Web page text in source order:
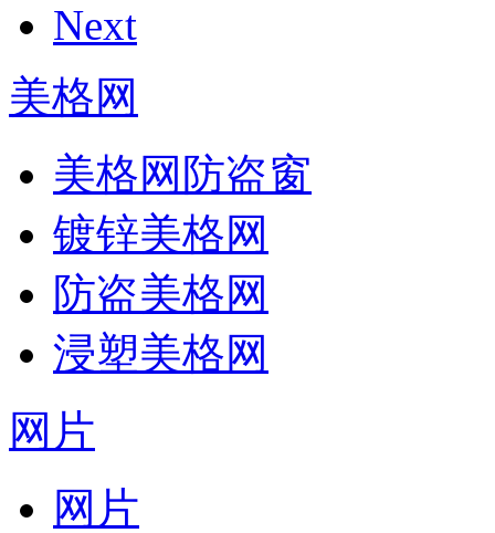
Next
美格网
美格网防盗窗
镀锌美格网
防盗美格网
浸塑美格网
网片
网片